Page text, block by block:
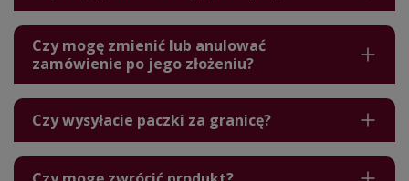
Czy mogę zmienić lub anulować
zamówienie po jego złożeniu?
Czy wysyłacie paczki za granicę?